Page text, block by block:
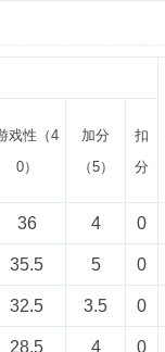
戏性（4
0）
加分
（5）
扣
分
36 4 0
35.5
5 0
32.5 3.5 0
28.5
4 0